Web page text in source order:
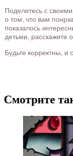
Поделитесь с
о том, что вам
показалось
детьми, расскажите
Будьте корректны,
Смотрите